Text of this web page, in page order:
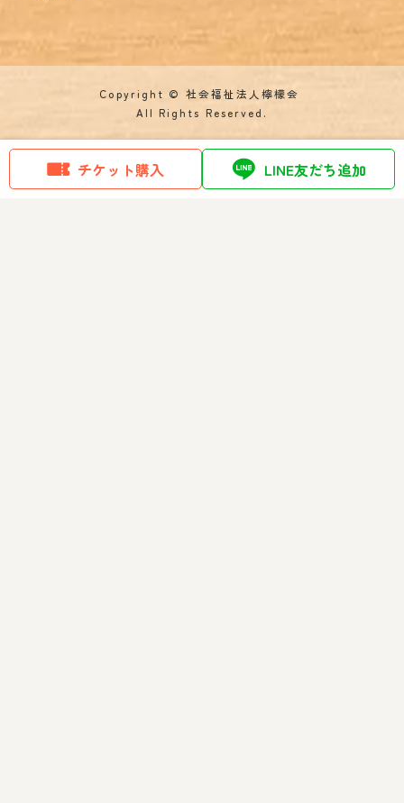
チケット購入 LINE友だち追加
Copyright © 社会福祉法人檸檬会
All Rights Reserved.